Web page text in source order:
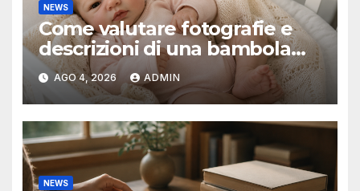
NEWS
Come valutare fotografie e
descrizioni di una bambola
reborn
AGO 4, 2026 ADMIN
NEWS